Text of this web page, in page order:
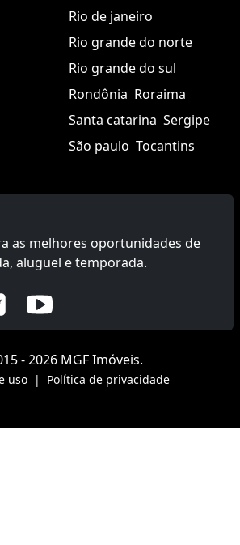
Rio de janeiro
Rio grande do norte
Rio grande do sul
Rondônia Roraima
Santa catarina Sergipe
São paulo Tocantins
as melhores oportunidades de
aluguel e temporada.
- 2026 MGF Imóveis.
uso | Política de privacidade